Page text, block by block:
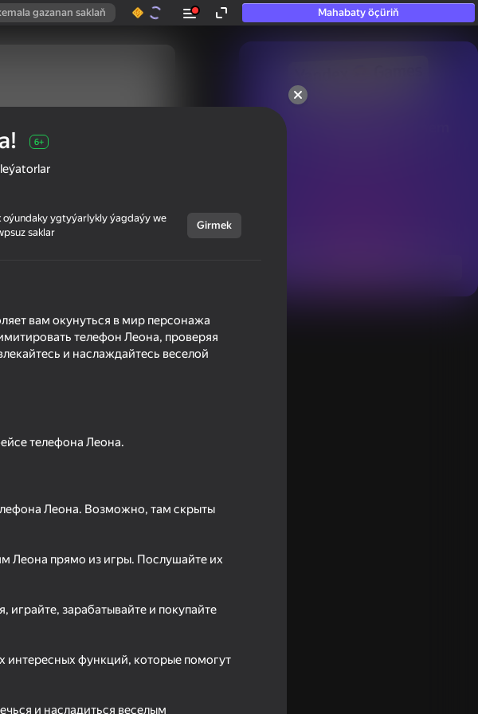
gazanan saklaň Mahabaty öçüriň
hatda «oýnamayanlar» hem
16+
6+
oýundaky ygtyýarlykly ýagdaýy we
saklar
Girmek
вам окунуться в мир персонажа
телефон Леона, проверяя
и наслаждайтесь веселой
телефона Леона.
Леона. Возможно, там скрыты
Леона прямо из игры. Послушайте их
играйте, зарабатывайте и покупайте
интересных функций, которые помогут
и насладиться веселым